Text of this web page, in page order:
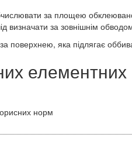
за площею
визначати за зовнішнім
поверхнею, яка підлягає
норм